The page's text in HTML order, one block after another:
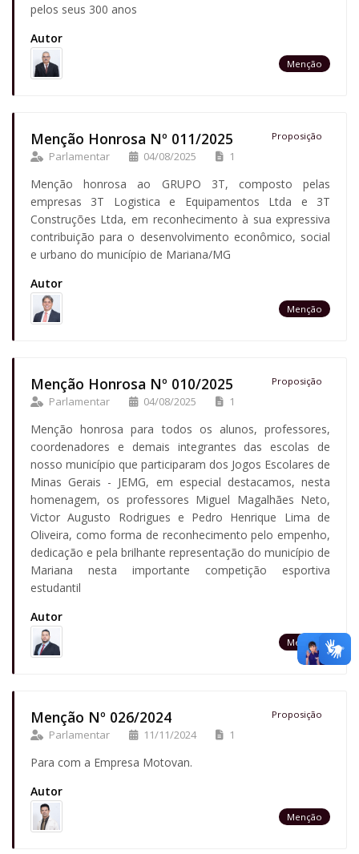
pelos seus 300 anos
Autor
Menção
Menção Honrosa Nº 011/2025 Proposição
Parlamentar 04/08/2025 1
Menção honrosa ao GRUPO 3T, composto pelas
empresas 3T Logistica e Equipamentos Ltda e 3T
Construções Ltda, em reconhecimento à sua expressiva
contribuição para o desenvolvimento econômico, social
e urbano do município de Mariana/MG
Autor
Menção
Menção Honrosa Nº 010/2025 Proposição
Parlamentar 04/08/2025 1
Menção honrosa para todos os alunos, professores,
coordenadores e demais integrantes das escolas de
nosso município que participaram dos Jogos Escolares de
Minas Gerais - JEMG, em especial destacamos, nesta
homenagem, os professores Miguel Magalhães Neto,
Victor Augusto Rodrigues e Pedro Henrique Lima de
Oliveira, como forma de reconhecimento pelo empenho,
dedicação e pela brilhante representação do município de
Mariana nesta importante competição esportiva
estudantil
Autor
Menção
Menção Nº 026/2024 Proposição
Parlamentar 11/11/2024 1
Para com a Empresa Motovan.
Autor
Menção